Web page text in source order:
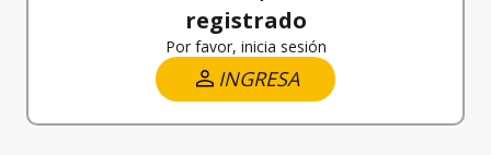
registrado
Por favor, inicia sesión
INGRESA